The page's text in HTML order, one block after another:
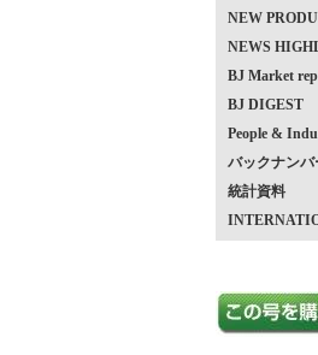
NEW
NEWS
BJ Market
BJ DIGEST
People &
バックナンバ
統計資料